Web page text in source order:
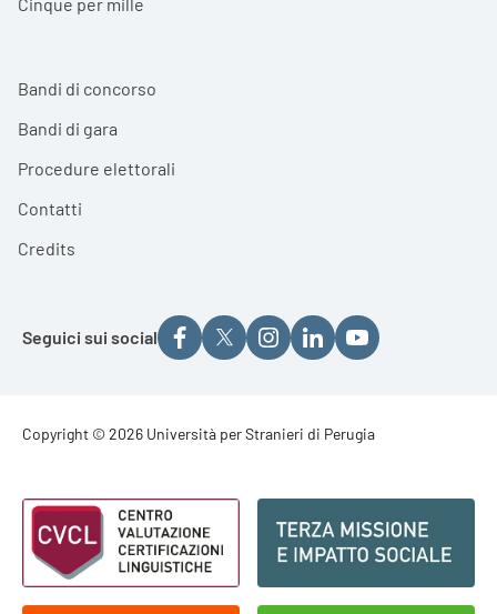
Bandi di concorso
Bandi di gara
Procedure elettorali
Contatti
Credits
Seguici sui social
Footer - Copyright
Copyright © 2026 Università per Stranieri di Perugia
Footer - Loghi